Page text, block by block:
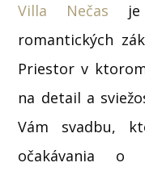
Villa Nečas je
romantických
Priestor v
na detail a
Vám svadbu,
očakávania o